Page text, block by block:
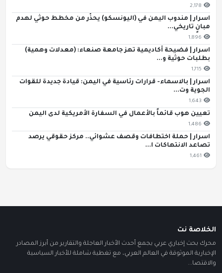
2,178
اسرار | مندوب اليمن في (اليونسكو) يحذّر من مخطط حوثي لهدم
مبانٍ تاريخي...
1,896
اسرار | فضيحة أكاديمية تهز جامعة صنعاء: (معدلات وهمية)
بطلبات حوثية و...
1,715
اسرار | بالاسماء- قرارات رئاسية في اليمن: قيادة جديدة للقوات
الجوية وت...
1,643
تعيين هوب قائماً بالأعمال في السفارة الأمريكية لدى اليمن
1,486
اسرار | حملة اختطافات وقصف عشوائي.. مركز حقوقي يرصد
تصاعد الانتهاكات ا...
1,461
الخلاصة نت
محرك بحث إخباري عربي يجمع أحدث الأخبار العاجلة والتقارير من أبرز المصادر
الإخبارية الموثوقة في العالم العربي، مع تغطية شاملة للأخبار السياسية
والاقتصا...